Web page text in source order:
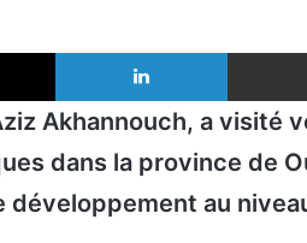
X Linkedin
Akhannouch, a visité
dans la province de
développement au